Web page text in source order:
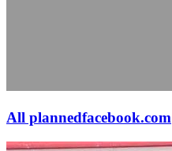
All plannedfacebook.com